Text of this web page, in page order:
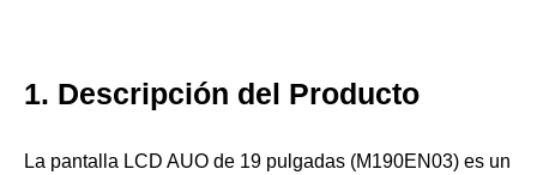
1. Descripción del Producto
La pantalla LCD AUO de 19 pulgadas (M190EN03) es un